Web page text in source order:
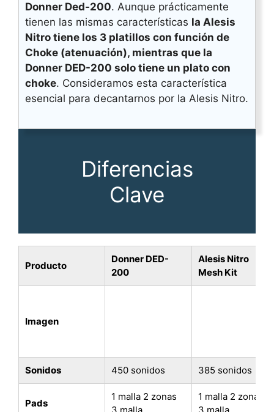
Donner Ded-200. Aunque prácticamente
tienen las mismas características la Alesis
Nitro tiene los 3 platillos con función de
Choke (atenuación), mientras que la
Donner DED-200 solo tiene un plato con
choke. Consideramos esta característica
esencial para decantarnos por la Alesis Nitro.
Diferencias
Clave
Producto
Donner DED-
200
Alesis Nitro
Mesh Kit
Imagen
Sonidos 450 sonidos 385 sonidos
Pads
1 malla 2 zonas
1 malla 2 zonas